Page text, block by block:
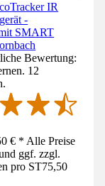
IR
-
SMART
Bewertung:
12
€ * Alle Preise
ggf. zzgl.
pro ST75,50